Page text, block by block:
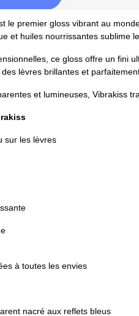
le premier gloss vibrant au
et huiles nourrissantes sublime
ce gloss offre un fini
lèvres brillantes et
et lumineuses, Vibrakiss
sur les lèvres
à toutes les envies
nacré aux reflets bleus